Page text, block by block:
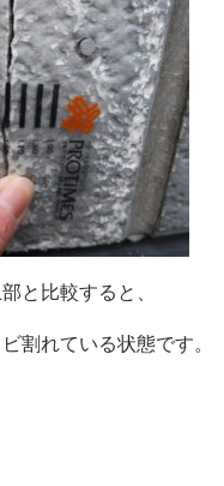
と比較すると、
割れている状態です。